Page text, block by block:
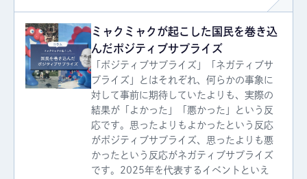
ミャクミャクが起こした国民を巻き込
んだポジティブサプライズ
「ポジティブサプライズ」「ネガティブサ
プライズ」とはそれぞれ、何らかの事象に
対して事前に期待していたよりも、実際の
結果が「よかった」「悪かった」という反
応です。思ったよりもよかったという反応
がポジティブサプライズ、思ったよりも悪
かったという反応がネガティブサプライズ
です。2025年を代表するイベントといえ